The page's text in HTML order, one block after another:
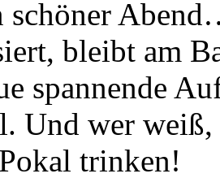
schöner
bleibt am
spannende
Und wer
trinken!